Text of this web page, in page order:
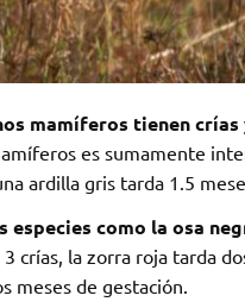
mamíferos tienen
es sumamente
ardilla gris tarda 1.5
especies como la osa
crías, la zorra roja tarda
meses de gestación.